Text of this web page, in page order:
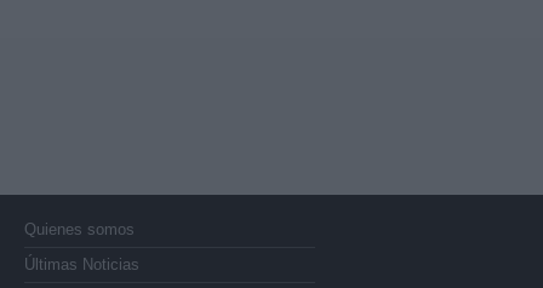
Quienes somos
Últimas Noticias